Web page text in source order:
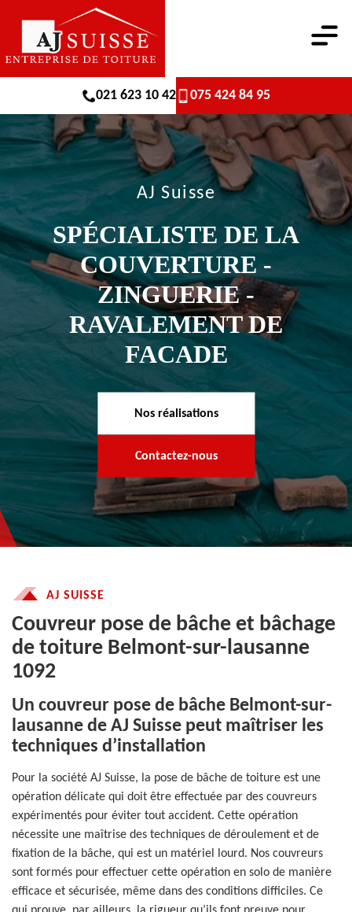
021 623 10 42 075 424 84 95
AJ Suisse
SPÉCIALISTE DE LA
COUVERTURE -
ZINGUERIE -
RAVALEMENT DE
FACADE
Nos réalisations
Contactez-nous
AJ SUISSE
Couvreur pose de bâche et bâchage
de toiture Belmont-sur-lausanne
1092
Un couvreur pose de bâche Belmont-sur-
lausanne de AJ Suisse peut maîtriser les
techniques d’installation
Pour la société AJ Suisse, la pose de bâche de toiture est une
opération délicate qui doit être effectuée par des couvreurs
expérimentés pour éviter tout accident. Cette opération
nécessite une maîtrise des techniques de déroulement et de
fixation de la bâche, qui est un matériel lourd. Nos couvreurs
sont formés pour effectuer cette opération en solo de manière
efficace et sécurisée, même dans des conditions difficiles. Ce